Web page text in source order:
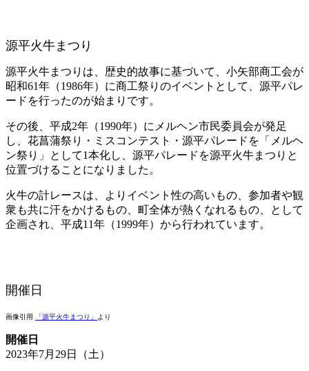
源平火牛まつり
源平火牛まつりは、歴史的故事に基づいて、小矢部商工会が
昭和61年（1986年）に商工祭りのイベントとして、源平パレ
ードを行ったのが始まりです。
その後、平成2年（1990年）にメルヘン市民委員会が発足
し、花菖蒲祭り・ミスコンテスト・源平パレードを「メルヘ
ン祭り」として1本化し、源平パレードを源平火牛まつりと
位置づけることになりました。
火牛の計レースは、よりイベント性の高いもの、参加者や観
衆も共に汗をかけるもの、町全体が熱くなれるもの、として
企画され、平成11年（1999年）から行われています。
開催日
画像引用 「源平火牛まつり」 より
開催日
2023年7月29日（土）